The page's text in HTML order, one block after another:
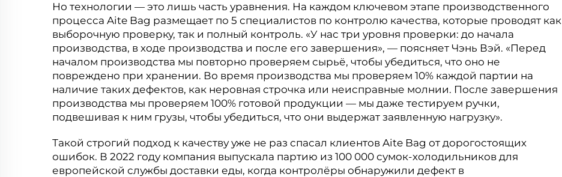
Но технологии — это лишь часть уравнения. На каждом ключевом этапе производственного
процесса Aite Bag размещает по 5 специалистов по контролю качества, которые проводят как
выборочную проверку, так и полный контроль. «У нас три уровня проверки: до начала
производства, в ходе производства и после его завершения», — поясняет Чэнь Вэй. «Перед
началом производства мы повторно проверяем сырьё, чтобы убедиться, что оно не
повреждено при хранении. Во время производства мы проверяем 10% каждой партии на
наличие таких дефектов, как неровная строчка или неисправные молнии. После завершения
производства мы проверяем 100% готовой продукции — мы даже тестируем ручки,
подвешивая к ним грузы, чтобы убедиться, что они выдержат заявленную нагрузку».
Такой строгий подход к качеству уже не раз спасал клиентов Aite Bag от дорогостоящих
ошибок. В 2022 году компания выпускала партию из 100 000 сумок-холодильников для
европейской службы доставки еды, когда контролёры обнаружили дефект в